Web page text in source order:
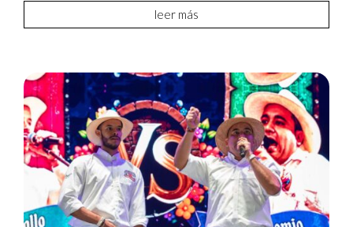
leer más